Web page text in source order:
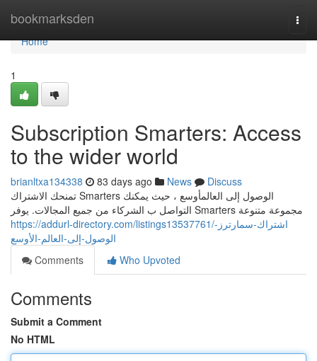
bookmarksden
Home
Home
1
Subscription Smarters: Access
to the wider world
brianltxa134338 83 days ago News
Discuss
تمنحك الاشتراك Smarters الوصول إلى العالمأوسع ، حيث يمكنك
التواصل ب الشركاء من جميع المجالات. يوفر Smarters مجموعة متنوعة
https://addurl-directory.com/listings13537761/اشتراك-سمارترز-
الوصول-إلى-العالم-الأوسع
Comments
Who Upvoted
Comments
Submit a Comment
No HTML